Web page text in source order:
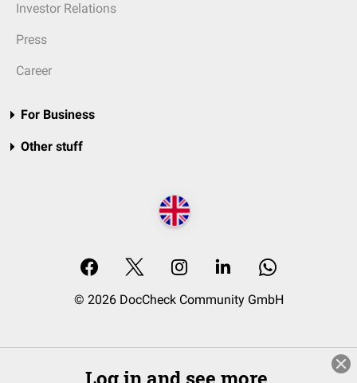
Investor Relations
Press
Career
For Business
Other stuff
© 2026 DocCheck Community GmbH